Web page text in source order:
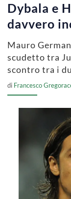
Dybala e
davvero
Mauro
scudetto tra
scontro tra i
di Francesco